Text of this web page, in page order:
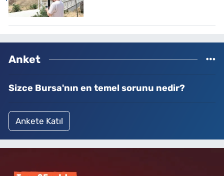
Anket
Sizce Bursa'nın en temel sorunu nedir?
Ankete Katıl